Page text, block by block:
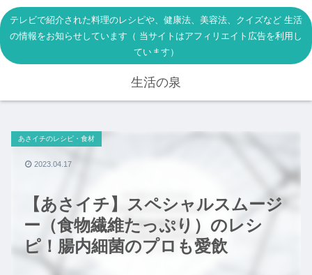
テレビで紹介された料理のレシピや、健康法、美容法、クイズなど 生活
の情報をお知らせしています（ 当サイトはアフィリエイト広告を利用し
ています）
生活の泉
【あさイチ】スペシャルスムージ
ー（食物繊維たっぷり）のレシ
ピ！腸内細菌のプロも愛飲
あさイチのレシピ・食材
2023.04.17